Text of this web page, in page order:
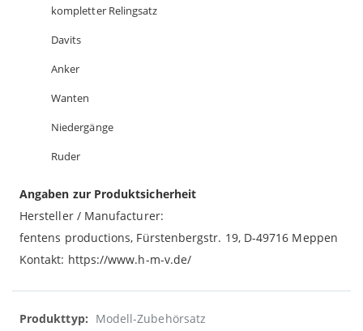
kompletter Relingsatz
Davits
Anker
Wanten
Niedergänge
Ruder
Angaben zur Produktsicherheit
Hersteller / Manufacturer:
fentens productions, Fürstenbergstr. 19, D-49716 Meppen
Kontakt: https://www.h-m-v.de/
Weitere
Modell-Zubehörsatz